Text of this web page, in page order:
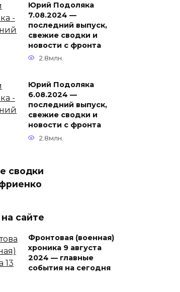
Юрий Подоляка
7.08.2024 —
последний выпуск,
свежие сводки и
новости с фронта
2.8млн.
Юрий Подоляка
6.08.2024 —
последний выпуск,
свежие сводки и
новости с фронта
2.8млн.
сводки
сайте
Фронтовая (военная)
хроника 9 августа
2024 — главные
события на сегодня